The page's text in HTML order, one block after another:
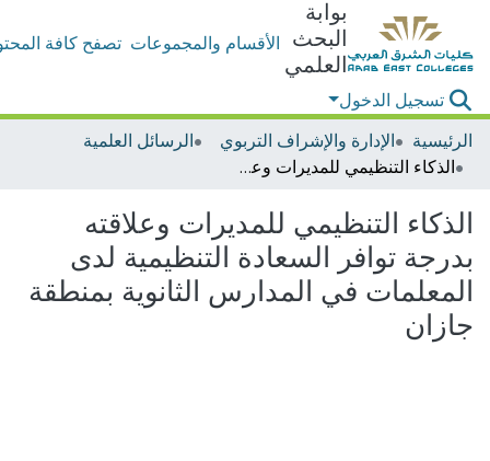
بوابة
البحث
العلمي
الأقسام والمجموعات تصفح كافة
تسجيل الدخول
الرئيسية
الإدارة والإشراف التربوي
الرسائل العلمية
الذكاء التنظيمي للمديرات وعلاقته بدرجة توافر السعادة التنظيمية لدى المعلمات في المدارس الثانوية بمنطقة جازان
الذكاء التنظيمي للمديرات وعلاقته
بدرجة توافر السعادة التنظيمية لدى
المعلمات في المدارس الثانوية بمنطقة
جازان